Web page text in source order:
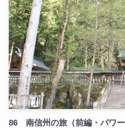
86 南信州の旅（前編・パワー